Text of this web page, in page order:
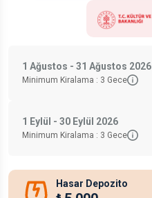
1 Ağustos - 31 Ağustos 2026
Minimum Kiralama : 3 Gece
1 Eylül - 30 Eylül 2026
Minimum Kiralama : 3 Gece
Hasar Depozito